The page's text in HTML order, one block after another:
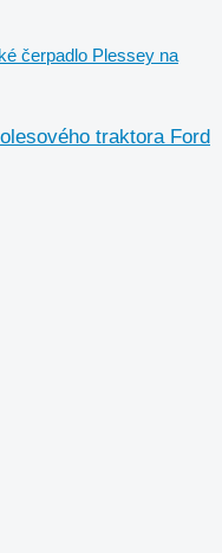
čerpadlo Plessey na
traktora Ford